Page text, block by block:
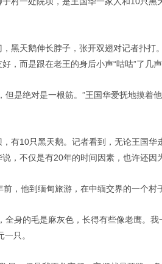
，黑天鹅伸长脖子，张开双翅对记者扑
，而是跟在老王的身后小声“咕咕”了几声
但是绝对是一根筋。”王国华爱抚地摸着
有10只黑天鹅。记者看到，无论王国
，不仅是有20年的时间因素，也许还因
前，他到缅甸旅游，在中缅交界的一个村
全身的毛是麻灰色，长得有些像老鹰。
只。